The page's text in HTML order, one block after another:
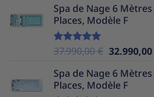
initial
était :
Spa de Nage 6
Places, Modèle F
Note5.00
37.990,00€ Le
initial
était :
32.990,00
Spa de Nage 6
Places, Modèle F